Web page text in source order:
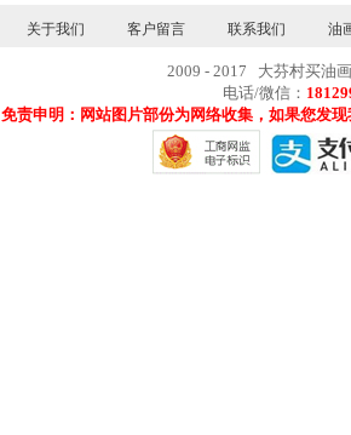
关于我们 客户留言 联系我们 油
2009 - 2017 大芬村买油
电话/微信：
免责申明：网站图片部份为网络收集，如果您发